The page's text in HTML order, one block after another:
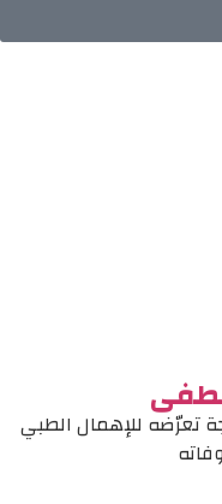
تعرّضه للإهمال الطبي